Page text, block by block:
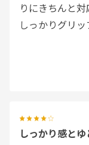
りにきちんと
しっかりグリッ
しっかり感と